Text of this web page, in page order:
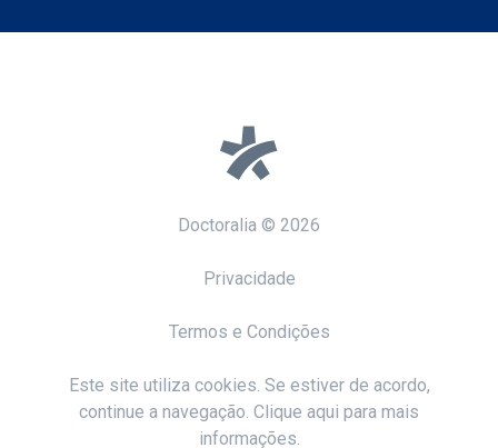
Doctoralia © 2026
Privacidade
Termos e Condições
Este site utiliza cookies. Se estiver de acordo,
continue a navegação. Clique aqui para mais
informações.